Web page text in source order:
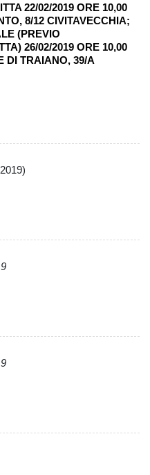
22/02/2019 ORE 10,00
8/12 CIVITAVECCHIA;
(PREVIO
26/02/2019 ORE 10,00
DI TRAIANO, 39/A